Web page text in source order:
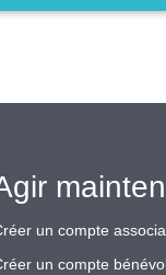
un compte
un compte